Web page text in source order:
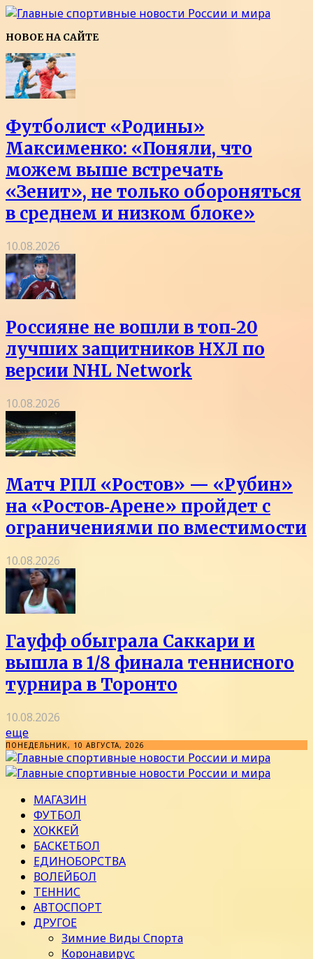
НОВОЕ НА САЙТЕ
Футболист «Родины»
Максименко: «Поняли, что
можем выше встречать
«Зенит», не только обороняться
в среднем и низком блоке»
10.08.2026
Россияне не вошли в топ‑20
лучших защитников НХЛ по
версии NHL Network
10.08.2026
Матч РПЛ «Ростов» — «Рубин»
на «Ростов‑Арене» пройдет с
ограничениями по вместимости
10.08.2026
Гауфф обыграла Саккари и
вышла в 1/8 финала теннисного
турнира в Торонто
10.08.2026
еще
ПОНЕДЕЛЬНИК, 10 АВГУСТА, 2026
МАГАЗИН
ФУТБОЛ
ХОККЕЙ
БАСКЕТБОЛ
ЕДИНОБОРСТВА
ВОЛЕЙБОЛ
ТЕННИС
АВТОСПОРТ
ДРУГОЕ
Зимние Виды Спорта
Коронавирус